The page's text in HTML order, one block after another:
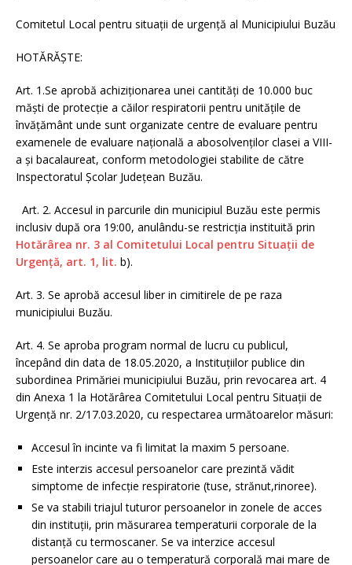
Comitetul Local pentru situații de urgență al Municipiului Buzău
HOTĂRĂȘTE:
Art. 1.Se aprobă achiziționarea unei cantități de 10.000 buc
măști de protecție a căilor respiratorii pentru unitățile de
învățământ unde sunt organizate centre de evaluare pentru
examenele de evaluare națională a abosolvenților clasei a VIII-
a și bacalaureat, conform metodologiei stabilite de către
Inspectoratul Școlar Județean Buzău.
Art. 2. Accesul in parcurile din municipiul Buzău este permis
inclusiv după ora 19:00, anulându-se restricția instituită prin
Hotărârea nr. 3 al Comitetului Local pentru Situații de
Urgență, art. 1, lit. b).
Art. 3. Se aprobă accesul liber in cimitirele de pe raza
municipiului Buzău.
Art. 4. Se aproba program normal de lucru cu publicul,
începând din data de 18.05.2020, a Instituțiilor publice din
subordinea Primăriei municipiului Buzău, prin revocarea art. 4
din Anexa 1 la Hotărârea Comitetului Local pentru Situații de
Urgență nr. 2/17.03.2020, cu respectarea următoarelor măsuri:
Accesul în incinte va fi limitat la maxim 5 persoane.
Este interzis accesul persoanelor care prezintă vădit
simptome de infecție respiratorie (tuse, strănut,rinoree).
Se va stabili triajul tuturor persoanelor in zonele de acces
din instituții, prin măsurarea temperaturii corporale de la
distanță cu termoscaner. Se va interzice accesul
persoanelor care au o temperatură corporală mai mare de